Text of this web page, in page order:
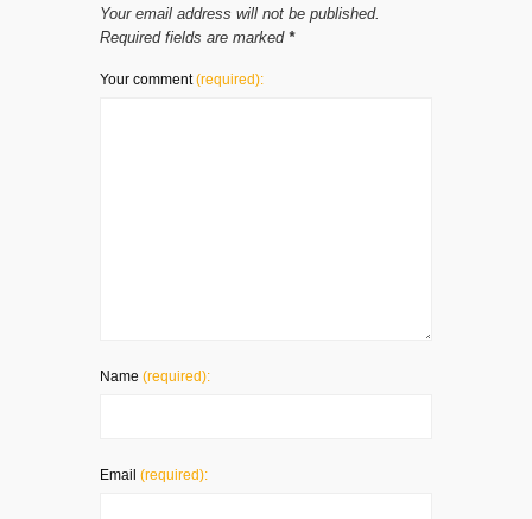
Your email address will not be published.
Required fields are marked *
Your comment(required):
Name (required):
Email (required):